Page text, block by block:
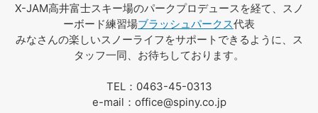
X-JAM高井富士スキー場のパークプロデュースを経て、スノ
ーボード練習場ブラッシュパークス代表
みなさんの楽しいスノーライフをサポートできるように、ス
タッフ一同、お待ちしております。
TEL：0463-45-0313
e-mail：office@spiny.co.jp